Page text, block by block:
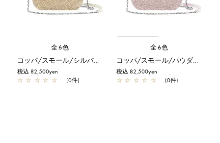
全6色
コッパ/スモール/シルバーゴールド
税込 82,500yen
☆ ☆ ☆ ☆ ☆ (0件)
全6色
コッパ/スモール/パウダリーピンクシルバー
税込 82,500yen
☆ ☆ ☆ ☆ ☆ (0件)